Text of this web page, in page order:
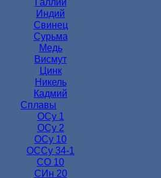
Индий
Свинец
Сурьма
Медь
Висмут
Цинк
Никель
Кадмий
Сплавы
ОСу 1
ОСу 2
ОСу 10
ОССу 34-1
СО 10
СИн 20